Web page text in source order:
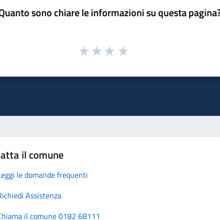
sono chiare le informazioni su questa
il comune
le domande frequenti
Assistenza
il comune 0182 68111